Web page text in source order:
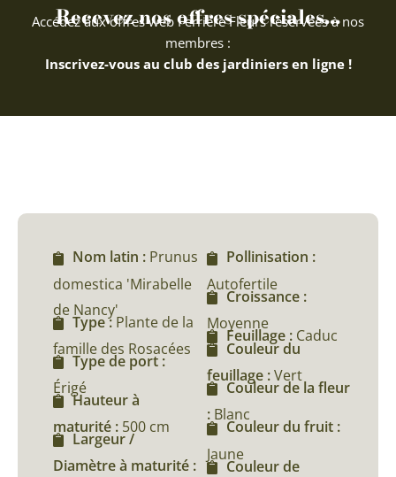
Recevez nos offres spéciales...
Accédez aux offres web Ferriere Fleurs réservées à nos
membres :
Inscrivez-vous au club des jardiniers en ligne !
Nom latin : Prunus
domestica 'Mirabelle
de Nancy'
Type : Plante de la
famille des Rosacées
Type de port :
Érigé
Hauteur à
maturité : 500 cm
Largeur /
Diamètre à maturité :
Pollinisation :
Autofertile
Croissance :
Moyenne
Feuillage : Caduc
Couleur du
feuillage :Vert
Couleur de la fleur
: Blanc
Couleur du fruit :
Jaune
Couleur de